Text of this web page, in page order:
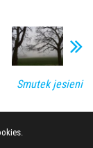
Smutek jesieni